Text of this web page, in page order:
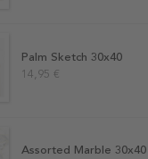
Palm Sketch 30x40
14,95 €
Assorted Marble 30x40